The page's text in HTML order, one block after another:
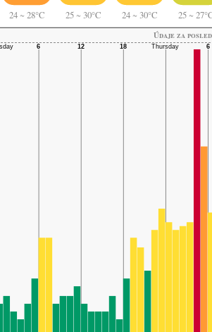
24 ~ 28°C 25 ~ 30°C 24 ~ 30°C 25 ~
Údaje za